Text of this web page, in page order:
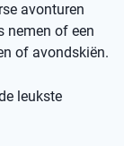
avonturen
nemen of een
of avondskiën.
leukste